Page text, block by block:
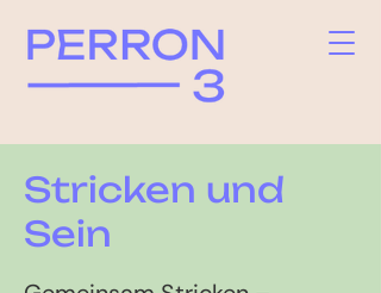
Stricken und
Sein